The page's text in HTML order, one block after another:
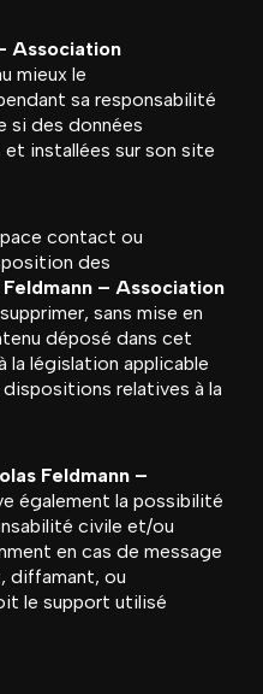
Association
mieux le
sa responsabilité
si des données
installées sur son site
contact ou
des
– Association
sans mise en
déposé dans cet
la législation applicable
relatives à la
Feldmann –
également la possibilité
civile et/ou
en cas de message
diffamant, ou
le support utilisé